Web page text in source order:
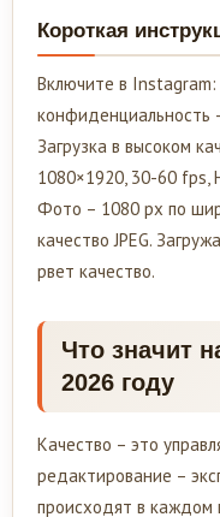
Короткая
Включите в
конфиденциальность
Загрузка в высоком
1080×1920, 30-60 fps,
Фото – 1080 px по
качество JPEG.
рвет качество.
Что значит
2026 году
Качество – это
редактирование –
происходят в каждом